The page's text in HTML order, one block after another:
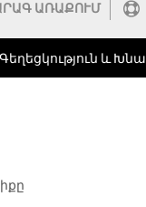
ԱՌԱՔՈՒՄ
Գեղեցկություն ԵՒ